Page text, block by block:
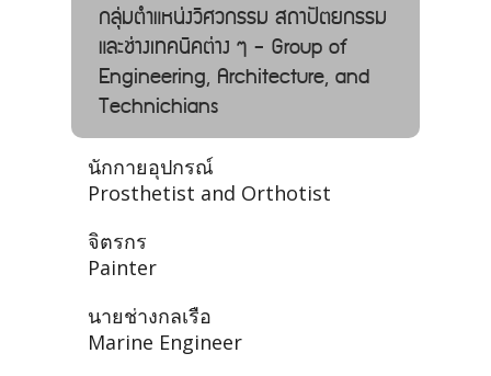
กลุ่มตำแหน่งวิศวกรรม สถาปัตยกรรม
และช่างเทคนิคต่าง ๆ - Group of
Engineering, Architecture, and
Technichians
นักกายอุปกรณ์
Prosthetist and Orthotist
จิตรกร
Painter
นายช่างกลเรือ
Marine Engineer